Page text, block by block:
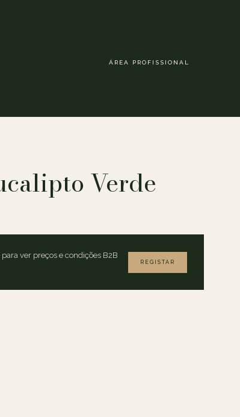
ÁREA PROFISSIONAL
Verde
para ver preços e condições B2B
REGISTAR